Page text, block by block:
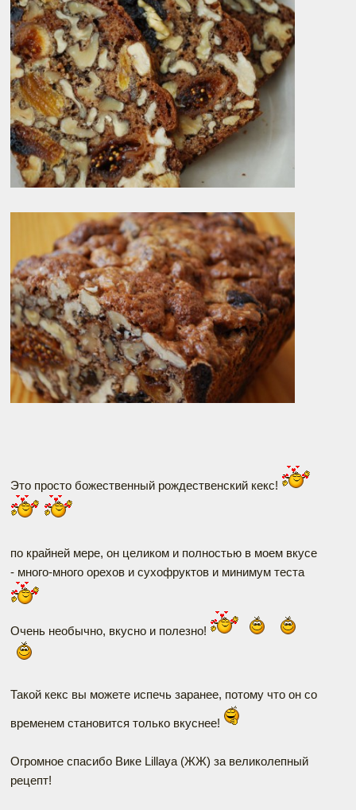
Это просто божественный рождественский кекс!
по крайней мере, он целиком и полностью в моем вкусе
- много-много орехов и сухофруктов и минимум теста
Очень необычно, вкусно и полезно!
Такой кекс вы можете испечь заранее, потому что он со
временем становится только вкуснее!
Огромное спасибо Вике Lillaya (ЖЖ) за великолепный
рецепт!